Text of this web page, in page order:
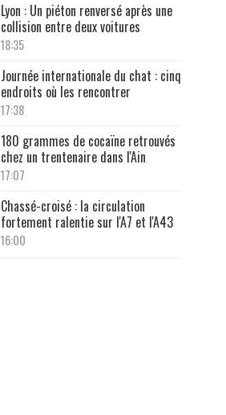
Lyon : Un piéton renversé après une
collision entre deux voitures
18:35
Journée internationale du chat : cinq
endroits où les rencontrer
17:38
180 grammes de cocaïne retrouvés
chez un trentenaire dans l'Ain
17:07
Chassé-croisé : la circulation
fortement ralentie sur l'A7 et l'A43
16:00